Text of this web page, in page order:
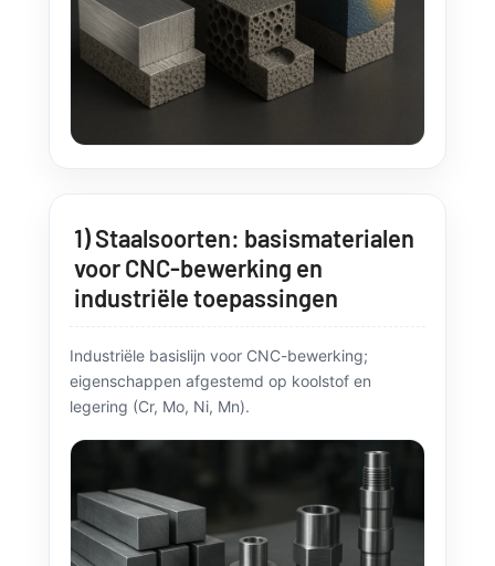
1) Staalsoorten: basismaterialen
voor CNC-bewerking en
industriële toepassingen
Industriële basislijn voor CNC-bewerking;
eigenschappen afgestemd op koolstof en
legering (Cr, Mo, Ni, Mn).